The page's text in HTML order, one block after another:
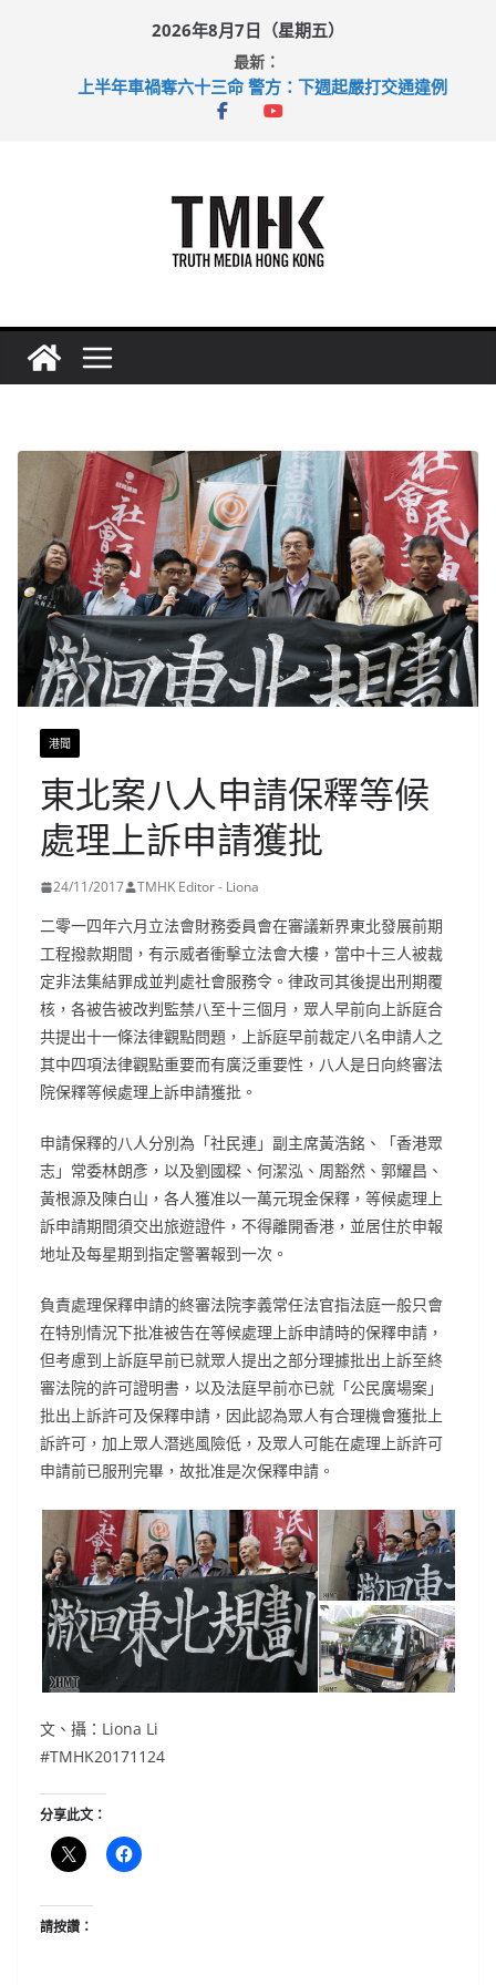
2026年8月7日（星期五）
最新：
上半年車禍奪六十三命 警方：下週起嚴打交通違例
性罪行修例獲九成支持 鄧炳強：爭取今屆任期內完成立法
港聞
東北案八人申請保釋等候
處理上訴申請獲批
24/11/2017 TMHK Editor - Liona
二零一四年六月立法會財務委員會在審議新界東北發展前期
工程撥款期間，有示威者衝擊立法會大樓，當中十三人被裁
定非法集結罪成並判處社會服務令。律政司其後提出刑期覆
核，各被告被改判監禁八至十三個月，眾人早前向上訴庭合
共提出十一條法律觀點問題，上訴庭早前裁定八名申請人之
其中四項法律觀點重要而有廣泛重要性，八人是日向終審法
院保釋等候處理上訴申請獲批。
申請保釋的八人分別為「社民連」副主席黃浩銘、「香港眾
志」常委林朗彥，以及劉國樑、何潔泓、周豁然、郭耀昌、
黃根源及陳白山，各人獲准以一萬元現金保釋，等候處理上
訴申請期間須交出旅遊證件，不得離開香港，並居住於申報
地址及每星期到指定警署報到一次。
負責處理保釋申請的終審法院李義常任法官指法庭一般只會
在特別情況下批准被告在等候處理上訴申請時的保釋申請，
但考慮到上訴庭早前已就眾人提出之部分理據批出上訴至終
審法院的許可證明書，以及法庭早前亦已就「公民廣場案」
批出上訴許可及保釋申請，因此認為眾人有合理機會獲批上
訴許可，加上眾人潛逃風險低，及眾人可能在處理上訴許可
申請前已服刑完畢，故批准是次保釋申請。
文、攝：Liona Li
#TMHK20171124
分享此文：
請按讚：